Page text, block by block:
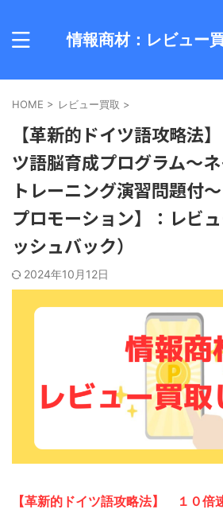
情報商材：レビュー
HOME > レビュー買取 >
【革新的ドイツ語攻略法
ツ語脳育成プログラム～
トレーニング演習問題付
プロモーション】：レビ
ッシュバック）
2024年10月12日
【革新的ドイツ語攻略法】 １０倍